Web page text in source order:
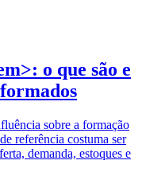
o que são e
sobre a formação
referência costuma ser
demanda, estoques e